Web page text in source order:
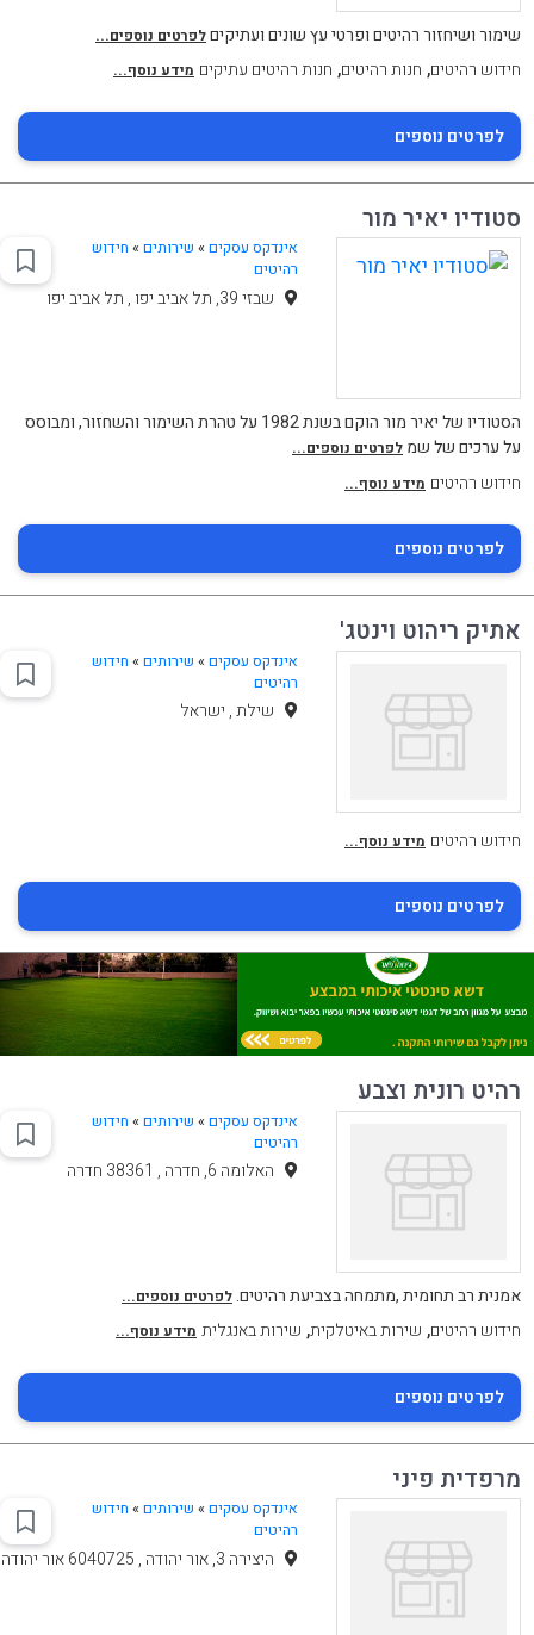
שימור ושיחזור רהיטים ופרטי עץ שונים ועתיקיםלפרטים נוספים...
חידוש רהיטים, חנות רהיטים, חנות רהיטים עתיקים מידע נוסף...
לפרטים נוספים
סטודיו יאיר מור
אינדקס עסקים » שירותים» חידוש
רהיטים
שבזי 39, תל אביב יפו , תל אביב יפו
הסטודיו של יאיר מור הוקם בשנת 1982 על טהרת השימור והשחזור, ומבוסס
על ערכים של שמ לפרטים נוספים...
חידוש רהיטים מידע נוסף...
לפרטים נוספים
אתיק ריהוט וינטג'
אינדקס עסקים » שירותים» חידוש
רהיטים
שילת , ישראל
חידוש רהיטים מידע נוסף...
לפרטים נוספים
רהיט רונית וצבע
אינדקס עסקים » שירותים» חידוש
רהיטים
האלומה 6, חדרה , 38361 חדרה
אמנית רב תחומית ,מתמחה בצביעת רהיטים.לפרטים נוספים...
חידוש רהיטים, שירות באיטלקית, שירות באנגלית מידע נוסף...
לפרטים נוספים
מרפדית פיני
אינדקס עסקים » שירותים» חידוש
רהיטים
היצירה 3, אור יהודה , 6040725 אור יהודה